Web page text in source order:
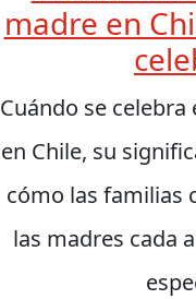
madre en
Cuándo se
en Chile, su
cómo las familias
las madres cada